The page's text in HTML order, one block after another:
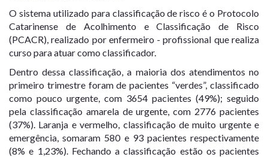
O sistema utilizado para classificação de risco é o Protocolo
Catarinense de Acolhimento e Classificação de Risco
(PCACR), realizado por enfermeiro - profissional que realiza
curso para atuar como classificador.
Dentro dessa classificação, a maioria dos atendimentos no
primeiro trimestre foram de pacientes “verdes”, classificado
como pouco urgente, com 3654 pacientes (49%); seguido
pela classificação amarela de urgente, com 2776 pacientes
(37%). Laranja e vermelho, classificação de muito urgente e
emergência, somaram 580 e 93 pacientes respectivamente
(8% e 1,23%). Fechando a classificação estão os pacientes